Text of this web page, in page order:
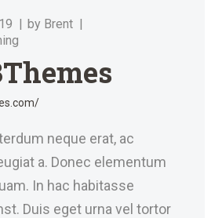
by Brent
neque erat, ac
a. Donec elementum
In hac habitasse
Duis eget urna vel tortor